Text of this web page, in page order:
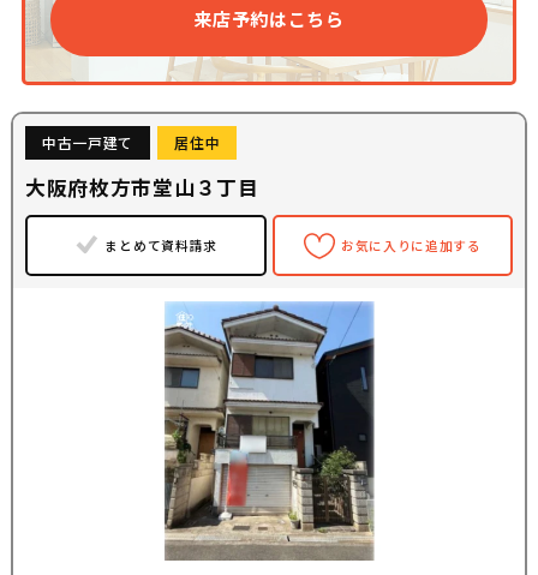
来店予約はこちら
中古一戸建て 居住中
大阪府枚方市堂山３丁目
まとめて資料請求 お気に入りに追加する